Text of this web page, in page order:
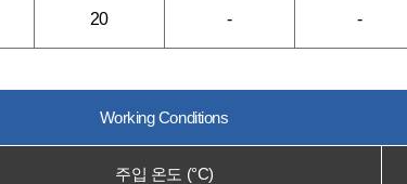
20 - -
Working Conditions
주입 온도 (°C)